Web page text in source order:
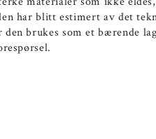
har blitt estimert av det
den brukes som et bærende